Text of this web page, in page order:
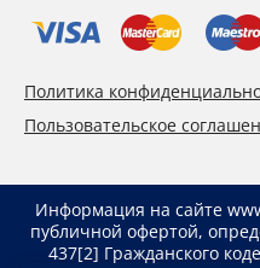
Политика
Пользовательское
Информация на сайте
публичной офертой,
437[2] Гражданского